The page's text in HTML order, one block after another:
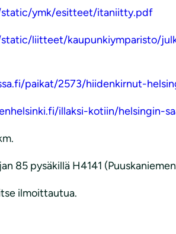
ymk/esitteet/itaniitty.pdf
liitteet/kaupunkiymparisto/
paikat/2573/hiidenkirnut-
illaksi-kotiin/helsingin-
85 pysäkillä H4141
ilmoittautua.